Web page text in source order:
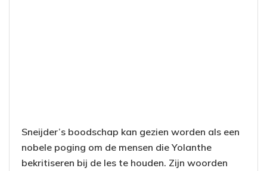
Sneijder’s boodschap kan gezien worden als een
nobele poging om de mensen die Yolanthe
bekritiseren bij de les te houden. Zijn woorden